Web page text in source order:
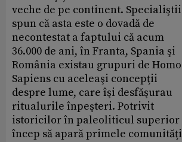
veche de pe continent. Specialiştii
spun că asta este o dovadă de
necontestat a faptului că acum
36.000 de ani, în Franta, Spania şi
România existau grupuri de Homo
Sapiens cu aceleaşi concepţii
despre lume, care îşi desfăşurau
ritualurile înpeşteri. Potrivit
istoricilor în paleoliticul superior
încep să apară primele comunităţi